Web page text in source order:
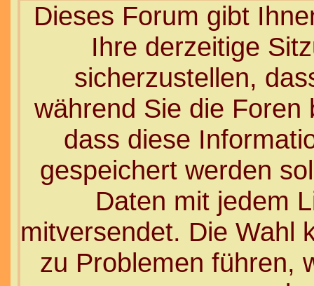
Dieses Forum gibt
Ihre derzeitige
sicherzustellen,
während Sie die Foren
dass diese
gespeichert werden
Daten mit jedem
mitversendet. Die Wahl
zu Problemen führen,